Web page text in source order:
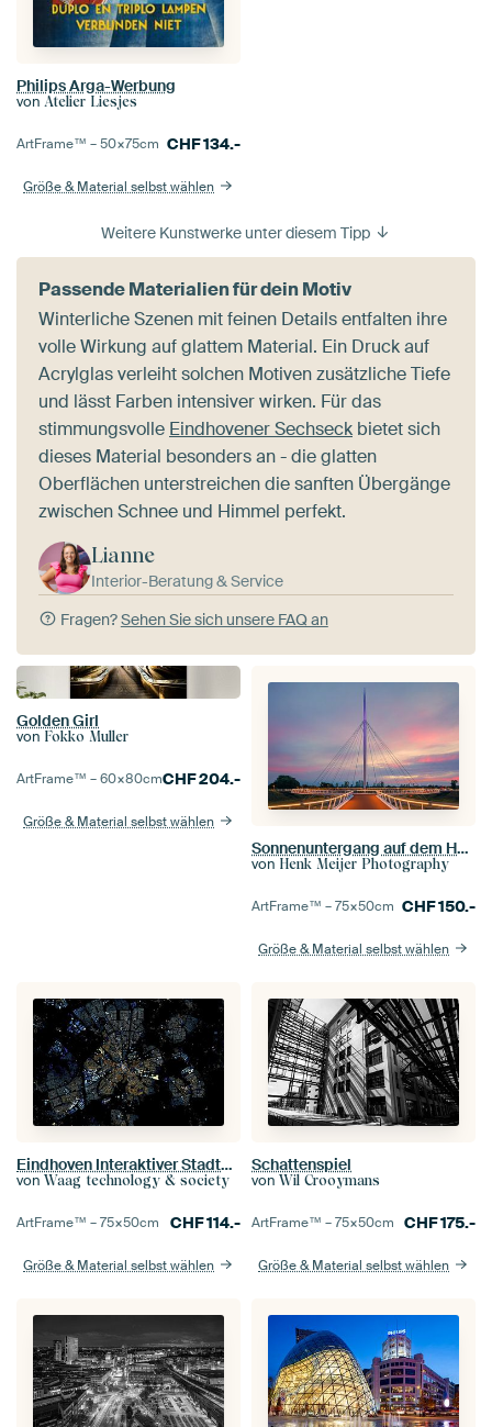
Philips Arga-Werbung
von Atelier Liesjes
ArtFrame™ –50×75cm CHF134.-
Größe & Material selbst wählen
Weitere Kunstwerke unter diesem Tipp
Passende Materialien für dein Motiv
Winterliche Szenen mit feinen Details entfalten ihre
volle Wirkung auf glattem Material. Ein Druck auf
Acrylglas verleiht solchen Motiven zusätzliche Tiefe
und lässt Farben intensiver wirken. Für das
stimmungsvolle Eindhovener Sechseck bietet sich
dieses Material besonders an - die glatten
Oberflächen unterstreichen die sanften Übergänge
zwischen Schnee und Himmel perfekt.
Lianne
Interior-Beratung & Service
Fragen?Sehen Sie sich unsere FAQ an
Golden Girl
von Fokko Muller
ArtFrame™ –60×80cmCHF204.-
Größe & Material selbst wählen
Sonnenuntergang auf dem Hovenring
von Henk Meijer Photography
ArtFrame™ –75×50cm CHF150.-
Größe & Material selbst wählen
Eindhoven Interaktiver Stadtplan
von Waag technology & society
ArtFrame™ –75×50cm CHF114.-
Größe & Material selbst wählen
Schattenspiel
von Wil Crooymans
ArtFrame™ –75×50cm CHF175.-
Größe & Material selbst wählen